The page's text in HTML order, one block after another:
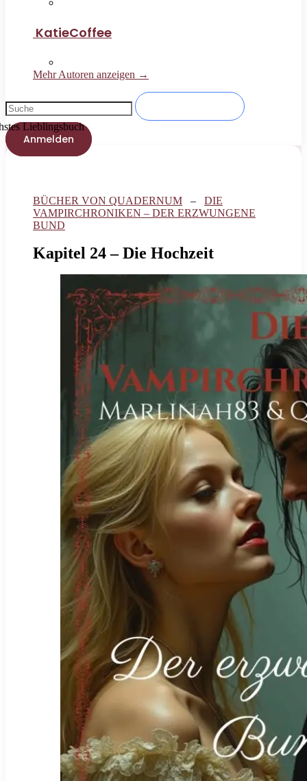
KatieCoffee
Mehr Autoren anzeigen →
Lieblingsbuch
Anmelden
BÜCHER VON QUADERNUM – DIE
VAMPIRCHRONIKEN – DER ERZWUNGENE
BUND
Kapitel 24 – Die Hochzeit